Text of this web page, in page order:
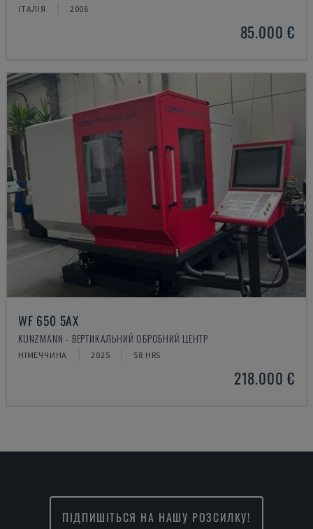
ІТАЛІЯ 2006
85.000 €
WF 650 5AX
KUNZMANN - ВЕРТИКАЛЬНИЙ ОБРОБНИЙ ЦЕНТР
НІМЕЧЧИНА 2025 58 HRS
218.000 €
ПІДПИШІТЬСЯ НА НАШУ РОЗСИЛКУ!